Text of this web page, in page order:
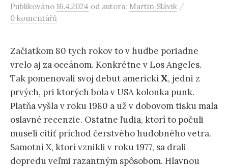
Publikováno 16.4.2024 od autora: Martin Slávik /
0 komentářů
Začiatkom 80 tych rokov to v hudbe poriadne
vrelo aj za oceánom. Konkrétne v Los Angeles.
Tak pomenovali svoj debut americkí X, jedni z
prvých, pri ktorých bola v USA kolonka punk.
Platňa vyšla v roku 1980 a už v dobovom tisku mala
oslavné recenzie. Ostatne ľudia, ktorí to počuli
museli cítiť príchod čerstvého hudobného vetra.
Samotní X, ktorí vznikli v roku 1977, sa drali
dopredu veľmi razantným spôsobom. Hlavnou